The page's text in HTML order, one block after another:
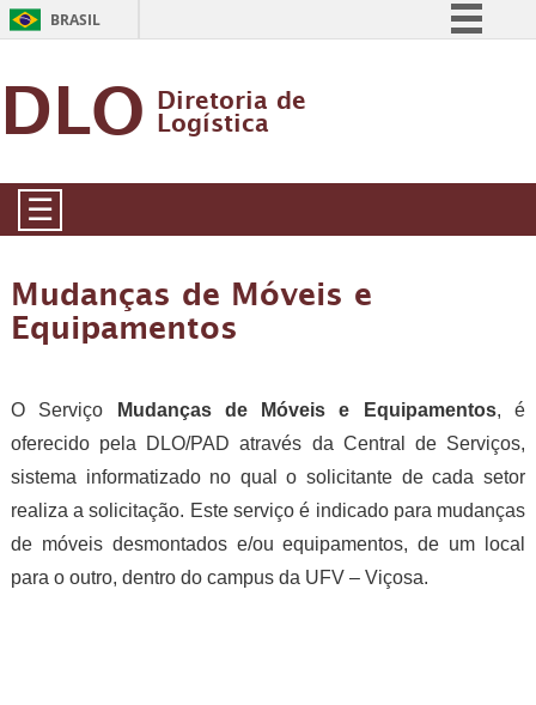
BRASIL
DLO Diretoria de
Logística
☰
Mudanças de Móveis e
Equipamentos
O Serviço Mudanças de Móveis e Equipamentos, é
oferecido pela DLO/PAD através da Central de Serviços,
sistema informatizado no qual o solicitante de cada setor
realiza a solicitação. Este serviço é indicado para mudanças
de móveis desmontados e/ou equipamentos, de um local
para o outro, dentro do campus da UFV – Viçosa.